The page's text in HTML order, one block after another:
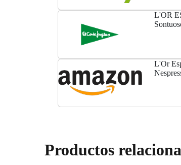
L'OR
L'Or
Productos